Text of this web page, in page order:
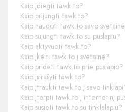
Kaip įdiegti tawk.to?
Kaip prijungti tawk.to?
Kaip naudoti tawk.to savo
Kaip sujungti tawk.to su puslapiu?
Kaip aktyvuoti tawk.to?
Kaip įkelti tawk.to į svetainę?
Kaip pridėti tawk.to prie puslapio?
Kaip įsirašyti tawk.to?
Kaip įtraukti tawk.to į savo
Kaip įterpti tawk.to į internetinį
Kaip susieti tawk.to su tinklalapiu?